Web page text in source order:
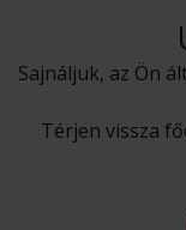
Sajnáljuk, az Ön
Térjen vissza